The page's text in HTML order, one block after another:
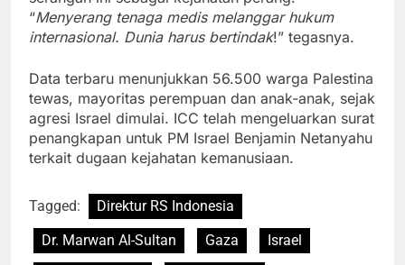
“Menyerang tenaga medis melanggar hukum
internasional. Dunia harus bertindak!” tegasnya.
Data terbaru menunjukkan 56.500 warga Palestina
tewas, mayoritas perempuan dan anak-anak, sejak
agresi Israel dimulai. ICC telah mengeluarkan surat
penangkapan untuk PM Israel Benjamin Netanyahu
terkait dugaan kejahatan kemanusiaan.
Tagged:
Direktur RS Indonesia
Dr. Marwan Al-Sultan
Gaza
Israel